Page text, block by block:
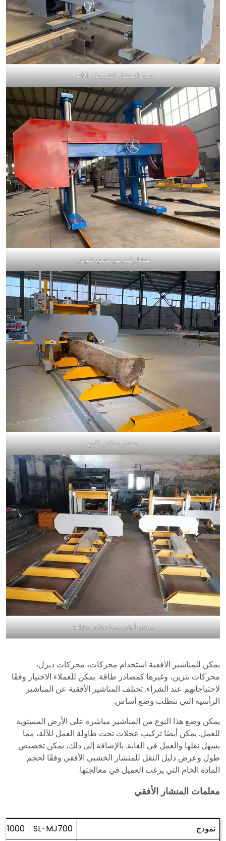
مصنع المنشار الشريطي الأفقي
منشار كبير من مصنع شوليي
منشار صناعي للبيع
منشار أفقي بمواصفات مختلفة
يمكن للمناشير الأفقية استخدام محركات، محركات ديزل،
محركات بنزين، وغيرها كمصادر طاقة. يمكن للعملاء الاختيار وفقًا
لاحتياجاتهم عند الشراء. تختلف المناشير الأفقية عن المناشير
الرأسية التي تتطلب وضع أساس.
يمكن وضع هذا النوع من المناشير مباشرة على الأرض المستوية
للعمل. يمكن أيضًا تركيب عجلات تحت طاولة العمل للآلة، مما
يسهل نقلها والعمل في الغابة. بالإضافة إلى ذلك، يمكن تخصيص
طول وعرض دليل النقل للمنشار الخشبي الأفقي وفقًا لحجم
المادة الخام التي يرغب العميل في معالجتها.
معلمات المنشار الأفقي
نموذج SL-MJ700